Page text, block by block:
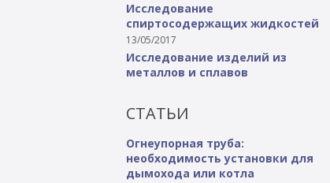
Исследование
спиртосодержащих жидкостей
13/05/2017
Исследование изделий из
металлов и сплавов
СТАТЬИ
Огнеупорная труба:
необходимость установки для
дымохода или котла